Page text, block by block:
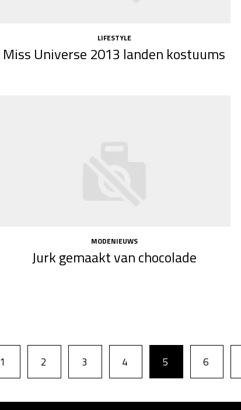
LIFESTYLE
Miss Universe 2013 landen kostuums
MODENIEUWS
Jurk gemaakt van chocolade
1 2 3 4 5 6